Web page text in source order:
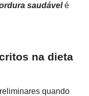
saudávelé
na dieta
quando